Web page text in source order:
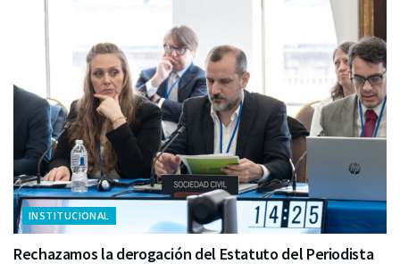
INSTITUCIONAL
Rechazamos la derogación del Estatuto del Periodista